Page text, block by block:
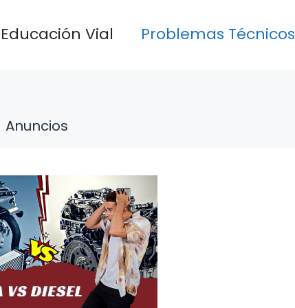
Educación Vial Problemas Técnicos
Anuncios